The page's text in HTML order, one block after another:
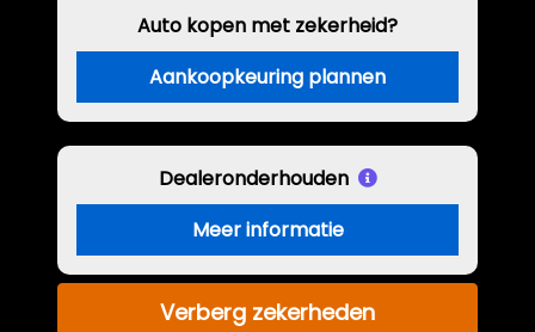
Auto kopen met zekerheid?
Aankoopkeuring plannen
Dealeronderhouden
Meer informatie
Verberg zekerheden